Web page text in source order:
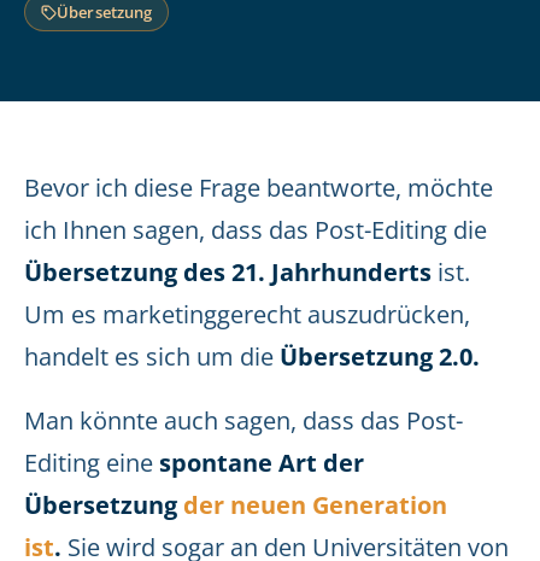
Übersetzung
Bevor ich diese Frage beantworte, möchte
ich Ihnen sagen, dass das Post-Editing die
Übersetzung des 21. Jahrhunderts ist.
Um es marketinggerecht auszudrücken,
handelt es sich um die Übersetzung 2.0.
Man könnte auch sagen, dass das Post-
Editing eine spontane Art der
Übersetzung der neuen Generation
ist. Sie wird sogar an den Universitäten von